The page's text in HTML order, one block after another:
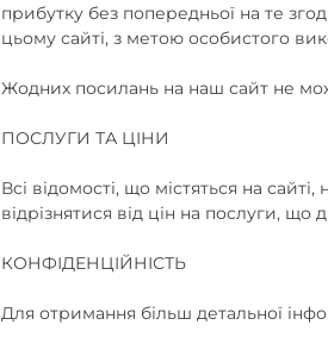
прибутку без попередньої на те
цьому сайті, з метою особистого
Жодних посилань на наш сайт не
ПОСЛУГИ ТА ЦІНИ
Всі відомості, що містяться на
відрізнятися від цін на послуги, що
КОНФІДЕНЦІЙНІСТЬ
Для отримання більш детальної